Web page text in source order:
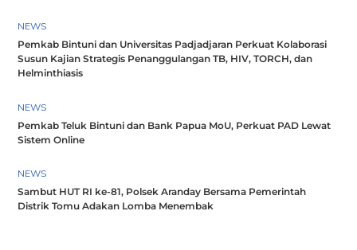
NEWS
Pemkab Bintuni dan Universitas Padjadjaran Perkuat Kolaborasi
Susun Kajian Strategis Penanggulangan TB, HIV, TORCH, dan
Helminthiasis
NEWS
Pemkab Teluk Bintuni dan Bank Papua MoU, Perkuat PAD Lewat
Sistem Online
NEWS
Sambut HUT RI ke-81, Polsek Aranday Bersama Pemerintah
Distrik Tomu Adakan Lomba Menembak